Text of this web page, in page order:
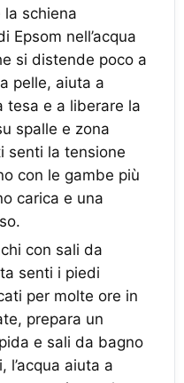
schiena
Epsom nell’acqua
si distende poco a
pelle, aiuta a
tesa e a liberare la
spalle e zona
senti la tensione
con le gambe più
carica e una
con sali da
senti i piedi
per molte ore in
prepara un
e sali da bagno
l’acqua aiuta a